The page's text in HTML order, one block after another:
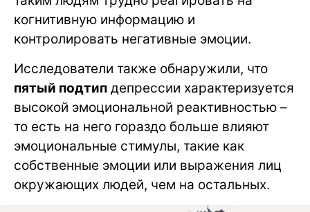
когнитивную информацию и
контролировать негативные эмоции.
Исследователи также обнаружили, что
пятый подтип депрессии характеризуется
высокой эмоциональной реактивностью –
то есть на него гораздо больше влияют
эмоциональные стимулы, такие как
собственные эмоции или выражения лиц
окружающих людей, чем на остальных.